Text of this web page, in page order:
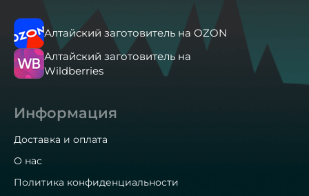
Алтайский заготовитель на OZON
Алтайский заготовитель на
Wildberries
Информация
Доставка и оплата
О нас
Политика конфиденциальности